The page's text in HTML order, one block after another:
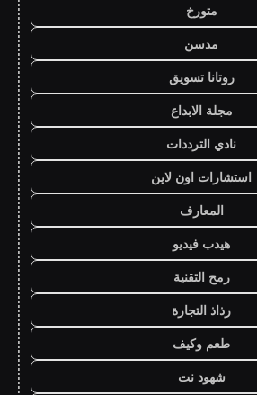
متورخ
مدسن
روتانا تسويق
مجلة الابداع
نادي الترددات
استشارات اون لاين
المعارف
هيدب فيديو
رمح التقنية
رذاذ التجارة
طعم وكيف
شهود نت